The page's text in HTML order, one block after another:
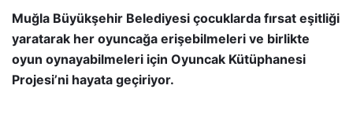
Muğla Büyükşehir Belediyesi çocuklarda fırsat eşitliği
yaratarak her oyuncağa erişebilmeleri ve birlikte
oyun oynayabilmeleri için Oyuncak Kütüphanesi
Projesi’ni hayata geçiriyor.